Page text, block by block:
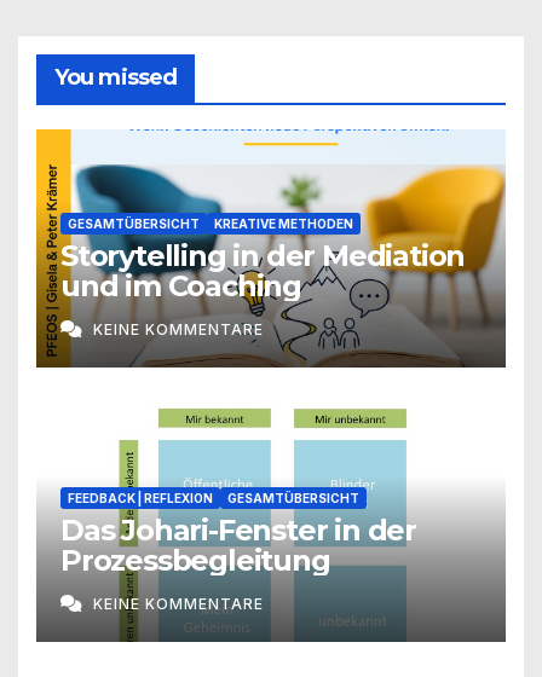
You missed
GESAMTÜBERSICHT KREATIVE METHODEN
Storytelling in der Mediation
und im Coaching
KEINE KOMMENTARE
FEEDBACK | REFLEXION GESAMTÜBERSICHT
Das Johari-Fenster in der
Prozessbegleitung
KEINE KOMMENTARE